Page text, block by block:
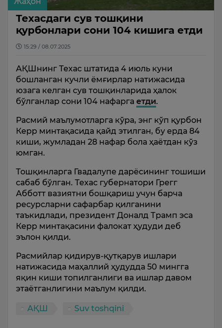
Техасдаги сув тошқини
қурбонлари сони 104 кишига етди
15:29 / 08.07.2025
АҚШнинг Техас штатида 4 июль куни
бошланган кучли ёмғирлар натижасида
юзага келган сув тошқинларида ҳалок
бўлганлар сони 104 нафарга етди.
Расмий маълумотларга кўра, энг кўп қурбон
Керр минтақасида қайд этилган, бу ерда 84
киши, жумладан 28 нафар бола ҳаётдан кўз
юмган.
Тошқинларга Гвадалупе дарёсининг тошиши
сабаб бўлган. Техас губернатори Грегг
Абботт вазиятни бошқариш учун барча
ресурсларни сафарбар қилганини
таъкидлади, президент Доналд Трамп эса
Керр минтақасини фалокат ҳудуди деб
эълон қилди.
Расмийлар қидирув-қутқарув ишлари
натижасида маҳаллий ҳудудда 50 мингга
яқин киши топилганлиги ва ишлар давом
этаётганлигини маълум қилди.
АҚШ Suv toshqini